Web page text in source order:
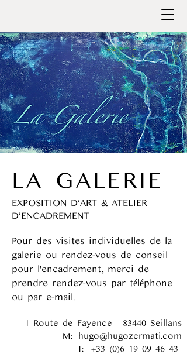
LA GALERIE
EXPOSITION D‘ART & ATELIER
D‘ENCADREMENT
Pour des visites individuelles de la
galerie ou rendez-vous de conseil
pour l'encadrement, merci de
prendre rendez-vous par téléphone
ou par e-mail.
1 Route de Fayence - 83440 Seillans
M:
hugo@hugozermati.com
T: +33 (0)6 19 09 46 43